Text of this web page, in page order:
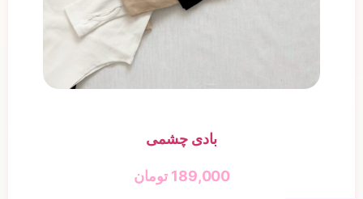
بادی چشمی
189,000 تومان